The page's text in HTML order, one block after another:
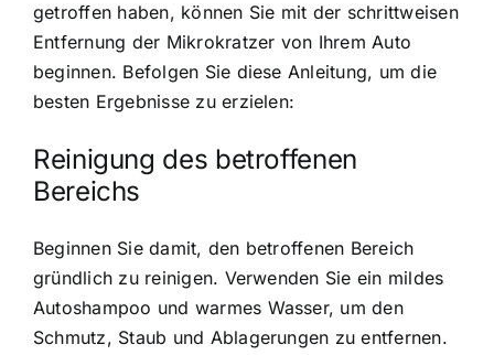
getroffen haben, können Sie mit der schrittweisen
Entfernung der Mikrokratzer von Ihrem Auto
beginnen. Befolgen Sie diese Anleitung, um die
besten Ergebnisse zu erzielen:
Reinigung des betroffenen
Bereichs
Beginnen Sie damit, den betroffenen Bereich
gründlich zu reinigen. Verwenden Sie ein mildes
Autoshampoo und warmes Wasser, um den
Schmutz, Staub und Ablagerungen zu entfernen.